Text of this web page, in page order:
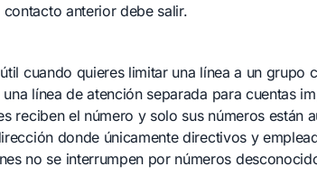
anterior debe salir.
cuando quieres limitar una línea a un grupo
línea de atención separada para cuentas
reciben el número y solo sus números están
donde únicamente directivos y
no se interrumpen por números